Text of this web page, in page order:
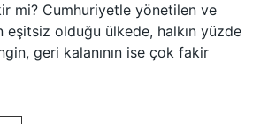
mi? Cumhuriyetle yönetilen ve
eşitsiz olduğu ülkede, halkın yüzde
geri kalanının ise çok fakir